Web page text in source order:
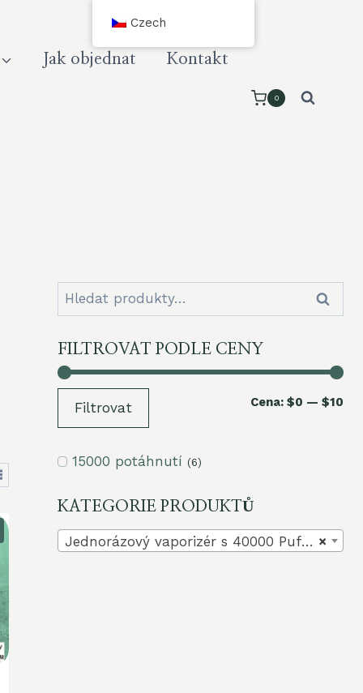
Jak objednat Kontakt
0
Hledat: Hledat
FILTROVAT PODLE CENY
Filtrovat Cena: $0 — $10
15000 potáhnutí (6)
KATEGORIE PRODUKTŮ
×
Jednorázový vaporizér s 40000 Pufy (20)
Czech